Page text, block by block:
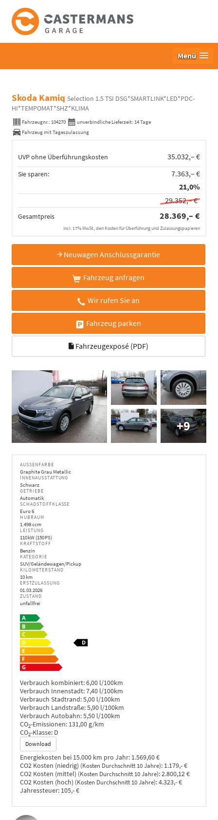
Menü
Skoda Kamiq Selection 1.5 TSI DSG*SMARTLINK*LED*PDC-
HI*TEMPOMAT*SHZ*KLIMA
Fahrzeugnr.: 104270 unverbindliche Lieferzeit: 14 Tage
Fahrzeug mit Tageszulassung
UVP ohne Überführungskosten 35.032,– €
Sie sparen:
7.363,– €
21,0%
29.352,– €
Gesamtpreis 28.369,– €
incl. 17% MwSt., den Kosten für Überführung und Zulassungspapieren
Neuwagen Anschlussgarantie
Fahrzeug anfragen
Wir rufen Sie an
Fahrzeug parken
Fahrzeugexposé (PDF)
+9
AUSSENFARBE
Graphite Grau Metallic
INNENAUSSTATTUNG
Schwarz
GETRIEBE
Automatik
SCHADSTOFFKLASSE
Euro 6
HUBRAUM
1.498 ccm
LEISTUNG
110 kW (150 PS)
KRAFTSTOFF
Benzin
KATEGORIE
SUV/Geländewagen/Pickup
KILOMETERSTAND
10 km
ERSTZULASSUNG
01.03.2026
ZUSTAND
unfallfrei
Verbrauch kombiniert:6,00 l/100km
Verbrauch Innenstadt:7,40 l/100km
Verbrauch Stadtrand:5,00 l/100km
Verbrauch Landstraße:5,90 l/100km
Verbrauch Autobahn:5,50 l/100km
CO2-Emissionen: 131,00 g/km
CO2-Klasse: D
Download
Energiekosten bei 15.000 km pro Jahr: 1.569,60 €
CO2 Kosten (niedrig) (Kosten Durchschnitt 10 Jahre): 1.179,- €
CO2 Kosten (mittel) (Kosten Durchschnitt 10 Jahre):2.800,12 €
CO2 Kosten (hoch) (Kosten Durchschnitt 10 Jahre):4.323,- €
Jahressteuer: 105,- €